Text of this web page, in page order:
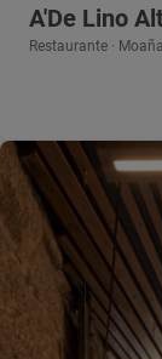
A'De Lino
Restaurante ·